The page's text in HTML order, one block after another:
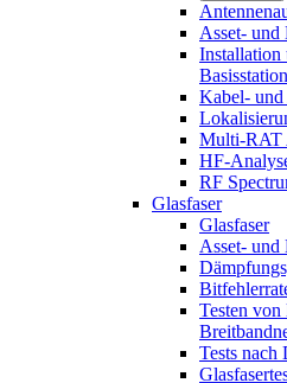
Asset- und
Installation
Kabel-
Multi-RAT
HF-
RF
Glasfaser
Glasfaser
Asset- und
Testen
Tests nach